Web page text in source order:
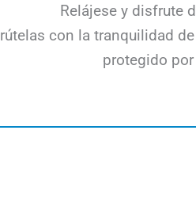
Relájese y disfrute
con la tranquilidad
protegido por